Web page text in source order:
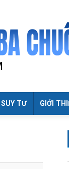
SUY TƯ GIỚI